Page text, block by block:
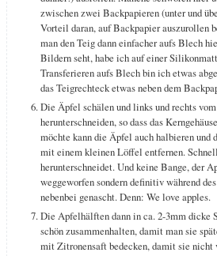
zwischen zwei Backpapieren (unter und
Vorteil daran, auf Backpapier auszurollen
man den Teig dann einfacher aufs Blech
Bildern seht, habe ich auf einer
Transferieren aufs Blech bin ich etwas
das Teigrechteck etwas neben dem
Die Äpfel schälen und links und rechts
herunterschneiden, so dass das
möchte kann die Äpfel auch halbieren und
mit einem kleinen Löffel entfernen.
herunterschneidet. Und keine Bange, der
weggeworfen sondern definitiv während
nebenbei genascht. Denn: We love apples.
Die Apfelhälften dann in ca. 2-3mm dicke
schön zusammenhalten, damit man sie
mit Zitronensaft bedecken, damit sie nicht